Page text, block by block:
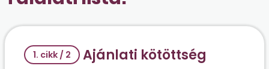
1. cikk / 2 Ajánlati kötöttség